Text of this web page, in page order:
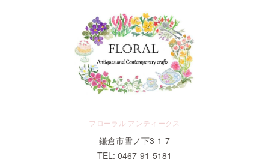
フローラル アンティークス
鎌倉市雪ノ下3-1-7
TEL: 0467-91-5181